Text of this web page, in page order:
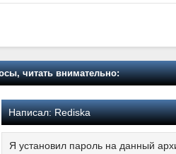
читать внимательно:
Написал:Rediska
Я установил пароль на данный